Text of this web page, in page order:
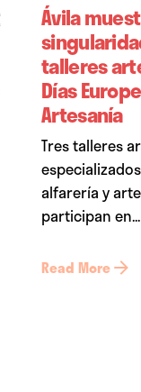
Ávila
talleres
Días
Artesanía
Tres talleres
alfarería y
participan en...
Read More